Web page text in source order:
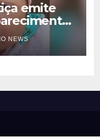
emite
em MS;
NEWS